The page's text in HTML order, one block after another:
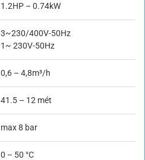
1.2HP – 0.74kW
3~230/400V-50Hz
1~ 230V-50Hz
0,6 – 4,8m³/h
41.5 – 12 mét
max 8 bar
0 – 50 °C